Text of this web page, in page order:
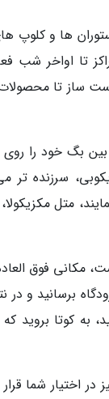
ها و کلوپ
تا اواخر شب
ساز تا
بین بگ خود را
سرزنده تر
متل
مکانی فوق
در عرض کمتر از 30 دقیقه خود را
به کوتا بروید
اختیار شما